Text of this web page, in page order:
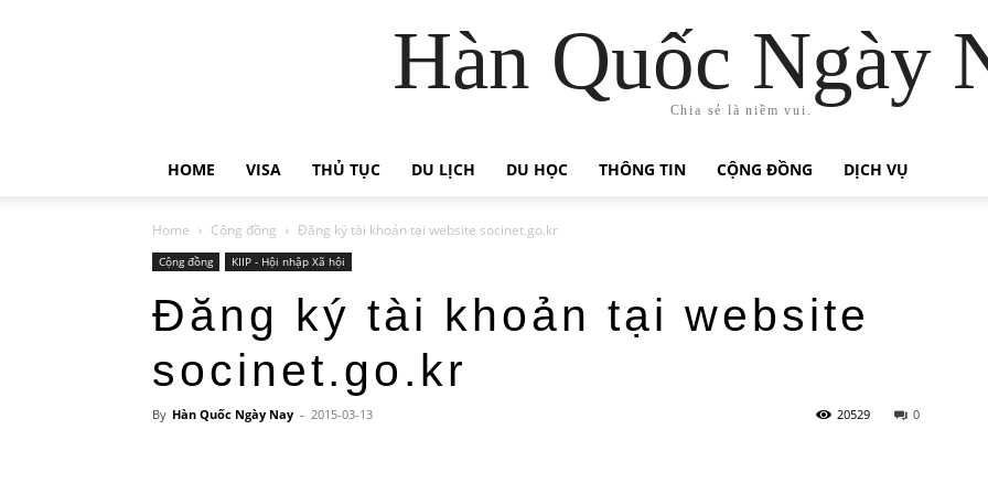
Hàn Quốc Ngày
Chia sẻ là niềm vui.
HOME VISA THỦ TỤC DU LỊCH DU HỌC THÔNG TIN CỘNG ĐỒNG DỊCH VỤ
Home Cộng đồng Đăng ký tài khoản tại website socinet.go.kr
Cộng đồng KIIP - Hội nhập Xã hội
Đăng ký tài khoản tại website
socinet.go.kr
By Hàn Quốc Ngày Nay - 2015-03-13 0
20529